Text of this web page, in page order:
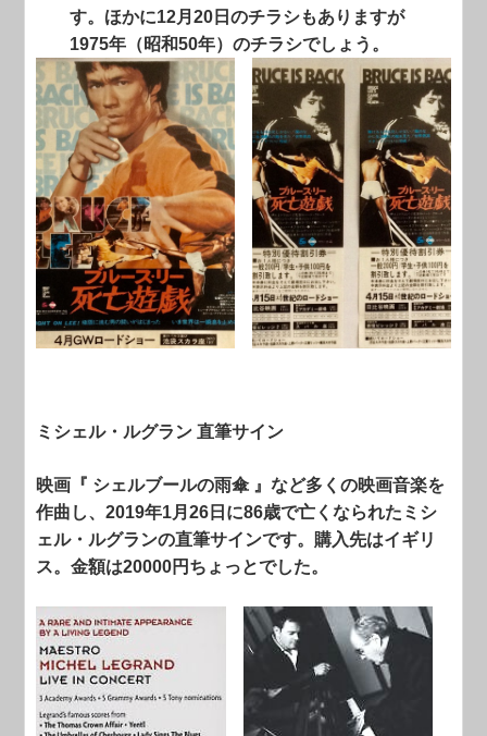
す。ほかに12月20日のチラシもありますが
1975年（昭和50年）のチラシでしょう。
ミシェル・ルグラン 直筆サイン
映画『 シェルブールの雨傘 』など多くの映画音楽を
作曲し、2019年1月26日に86歳で亡くなられたミシ
ェル・ルグランの直筆サインです。購入先はイギリ
ス。金額は20000円ちょっとでした。